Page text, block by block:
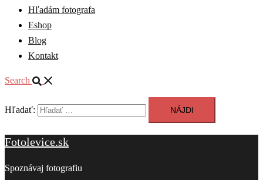
Hľadám fotografa
Eshop
Blog
Kontakt
Search
Hľadať:
Fotolevice.sk
Spoznávaj fotografiu